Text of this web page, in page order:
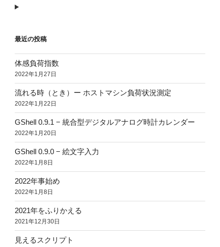
最近の投稿
体感負荷指数
2022年1月27日
流れる時（とき）ー ホストマシン負荷状況測定
2022年1月22日
GShell 0.9.1 − 統合型デジタルアナログ時計カレンダー
2022年1月20日
GShell 0.9.0 − 絵文字入力
2022年1月8日
2022年事始め
2022年1月8日
2021年をふりかえる
2021年12月30日
見えるスクリプト